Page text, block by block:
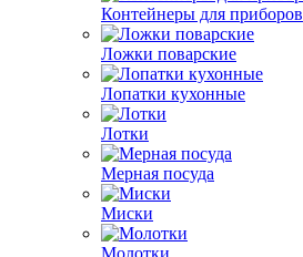
Контейнеры для приборов
Ложки поварские
Лопатки кухонные
Лотки
Мерная посуда
Миски
Молотки